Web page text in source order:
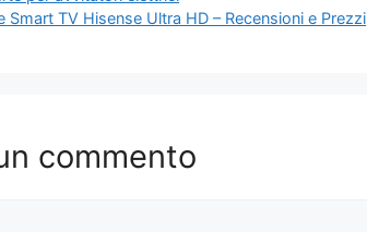
Smart TV Hisense Ultra HD – Recensioni e Prezzi
commento